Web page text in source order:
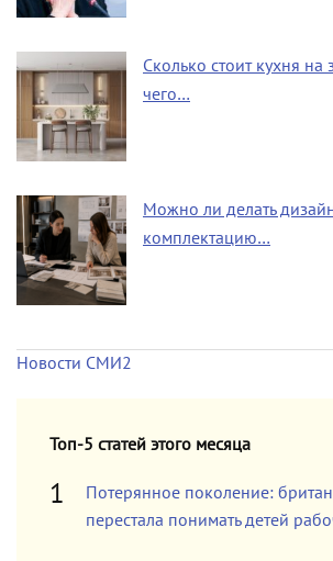
Сколько стоит кухня на
чего…
Можно ли делать
комплектацию…
Новости СМИ2
Топ-5 статей этого месяца
Потерянное поколение:
перестала понимать детей